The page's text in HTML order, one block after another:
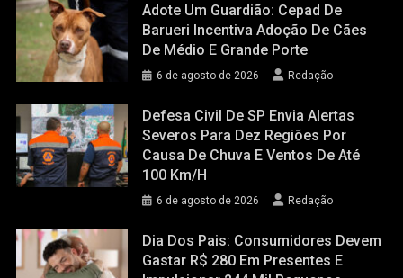
Adote Um Guardião: Cepad De
Barueri Incentiva Adoção De Cães
De Médio E Grande Porte
6 de agosto de 2026 Redação
Defesa Civil De SP Envia Alertas
Severos Para Dez Regiões Por
Causa De Chuva E Ventos De Até
100 Km/h
6 de agosto de 2026 Redação
Dia Dos Pais: Consumidores Devem
Gastar R$ 280 Em Presentes E